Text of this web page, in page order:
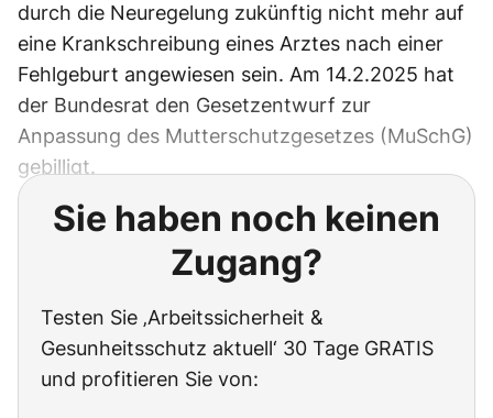
durch die Neuregelung zukünftig nicht mehr auf
eine Krankschreibung eines Arztes nach einer
Fehlgeburt angewiesen sein. Am 14.2.2025 hat
der Bundesrat den Gesetzentwurf zur
Anpassung des Mutterschutzgesetzes (MuSchG)
gebilligt.
Sie haben noch keinen
Zugang?
Testen Sie ‚Arbeitssicherheit &
Gesunheitsschutz aktuell‘ 30 Tage GRATIS
und profitieren Sie von: